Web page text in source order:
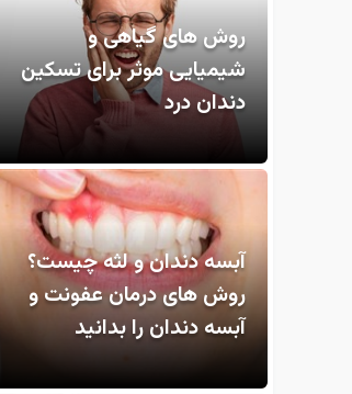
روش های گیاهی و
شیمیایی موثر برای تسکین
دندان درد
آبسه دندان و لثه چیست؟
روش های درمان عفونت و
آبسه دندان را بدانید